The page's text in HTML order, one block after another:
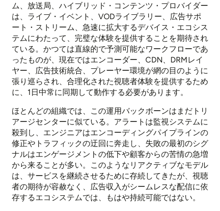
ム、放送局、ハイブリッド・コンテンツ・プロバイダー
は、ライブ・イベント、VODライブラリー、広告サポ
ート・ストリーム、急速に拡大するデバイス・エコシス
テムにわたって、完璧な体験を提供することを期待され
ている。かつては直線的で予測可能なワークフローであ
ったものが、現在ではエンコーダー、CDN、DRMレイ
ヤー、広告技術統合、プレーヤー環境が網の目のように
張り巡らされ、合理化された視聴者体験を提供するため
に、1日中常に同期して動作する必要があります。
ほとんどの組織では、この運用バックボーンはまだトリ
アージセンターに似ている。アラートは監視システムに
殺到し、エンジニアはエンコーディングパイプラインの
修正やトラフィックの迂回に奔走し、失敗の最初のシグ
ナルはエンゲージメントの低下や顧客からの苦情の急増
から来ることが多い。このようなリアクティブなモデル
は、サービスを継続させるために存続してきたが、視聴
者の期待が容赦なく、広告収入がシームレスな配信に依
存するエコシステムでは、もはや持続可能ではない。